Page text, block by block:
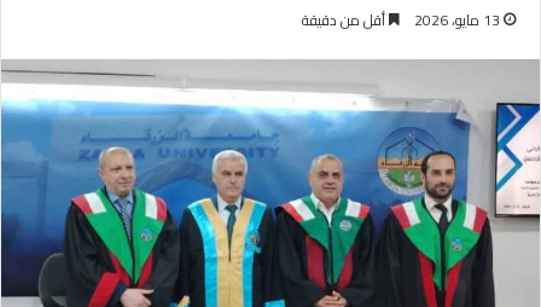
13 مايو، 2026 أقل من دقيقة